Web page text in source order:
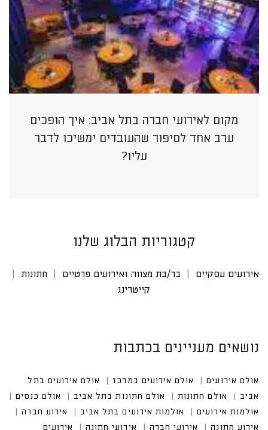
מקום לאירועי חברה בתל אביב: איך הופכים
ערב אחד לסיפור שהעובדים ימשיכו לדבר
עליו?
קטגוריות הבלוג שלנו
אירועים עסקיים בר/בת מצווה ואירועים פרטיים
חתונות
קייטרינג
נושאים מעניינים בכתבות
אולם אירועים אולם אירועים במרכז
אולם אירועים בתל
אביב
אולם חתונות אולם חתונות בתל אביב
אולם כנסים
אולמות אירועים
אולמות אירועים בתל אביב
אירוע חברה
אירוע חתונה
אירועי חברה אירועי חתונה
אירועים